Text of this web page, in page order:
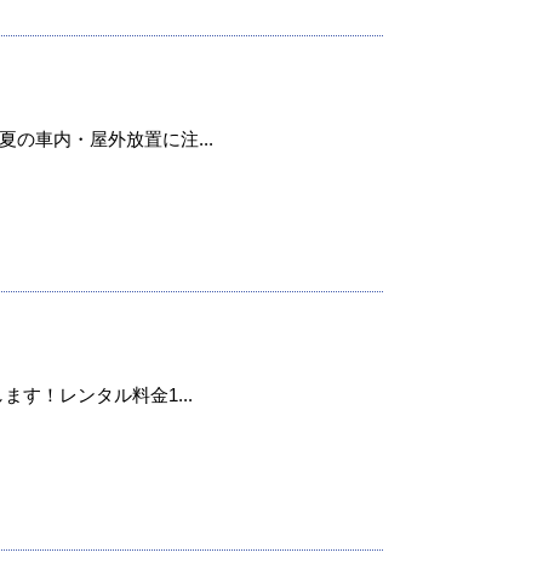
の車内・屋外放置に注...
す！レンタル料金1...